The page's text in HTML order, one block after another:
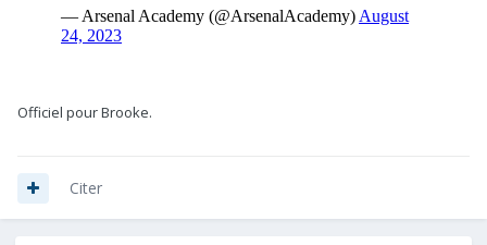
Officiel pour Brooke.
Citer